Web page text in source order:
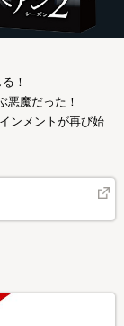
！
悪魔だった！
ンメントが再び始